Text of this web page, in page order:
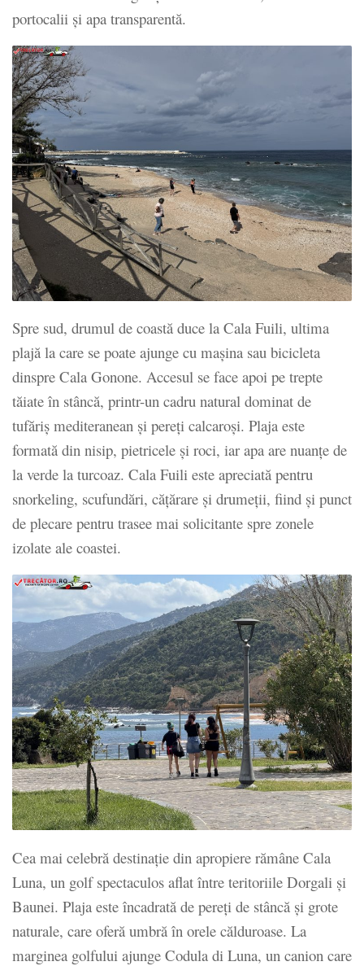
portocalii și apa transparentă.
Spre sud, drumul de coastă duce la Cala Fuili, ultima
plajă la care se poate ajunge cu mașina sau bicicleta
dinspre Cala Gonone. Accesul se face apoi pe trepte
tăiate în stâncă, printr-un cadru natural dominat de
tufăriș mediteranean și pereți calcaroși. Plaja este
formată din nisip, pietricele și roci, iar apa are nuanțe de
la verde la turcoaz. Cala Fuili este apreciată pentru
snorkeling, scufundări, cățărare și drumeții, fiind și punct
de plecare pentru trasee mai solicitante spre zonele
izolate ale coastei.
Cea mai celebră destinație din apropiere rămâne Cala
Luna, un golf spectaculos aflat între teritoriile Dorgali și
Baunei. Plaja este încadrată de pereți de stâncă și grote
naturale, care oferă umbră în orele călduroase. La
marginea golfului ajunge Codula di Luna, un canion care